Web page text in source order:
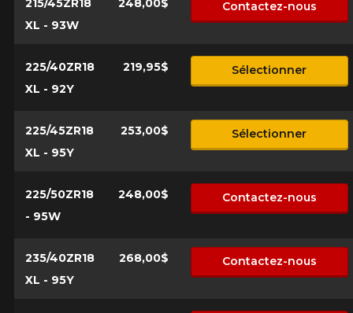
215/45ZR18
XL - 93W
248,00$ Contactez-nous
225/40ZR18
XL - 92Y
219,95$ Sélectionner
225/45ZR18
XL - 95Y
253,00$ Sélectionner
225/50ZR18
- 95W
248,00$ Contactez-nous
235/40ZR18
XL - 95Y
268,00$ Contactez-nous